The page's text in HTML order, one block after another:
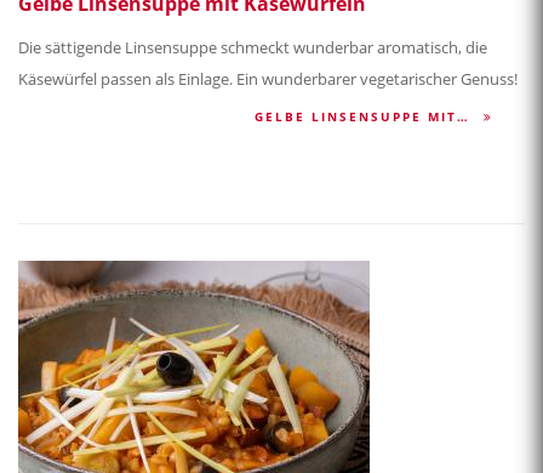
Die sättigende Linsensuppe schmeckt wunderbar aromatisch, die
Käsewürfel passen als Einlage. Ein wunderbarer vegetarischer Genuss!
GELBE LINSENSUPPE MIT…